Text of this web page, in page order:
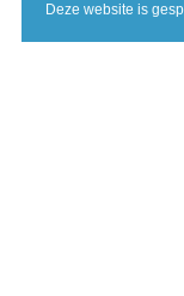
Deze website is